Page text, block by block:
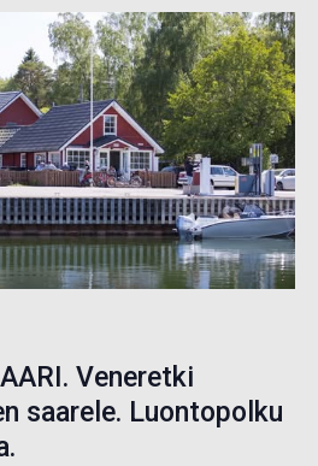
Veneretki
saarele. Luontopolku